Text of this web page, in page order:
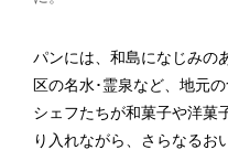
パンには、和島になじみの
区の名水･霊泉など、地元
シェフたちが和菓子や洋菓
り入れながら、さらなるお